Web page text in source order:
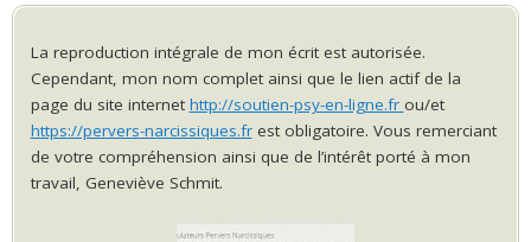
La reproduction intégrale de mon écrit est autorisée.
Cependant, mon nom complet ainsi que le lien actif de la
page du site internet http://soutien-psy-en-ligne.fr ou/et
https://pervers-narcissiques.frest obligatoire. Vous remerciant
de votre compréhension ainsi que de l’intérêt porté à mon
travail, Geneviève Schmit.